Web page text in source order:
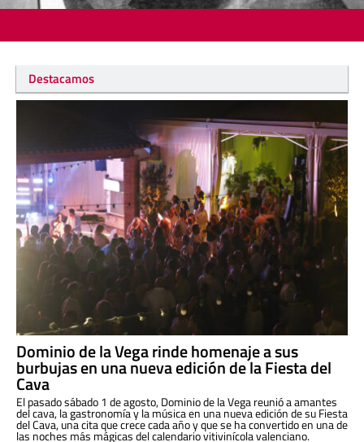
Destacamos
Dominio de la Vega rinde homenaje a sus
burbujas en una nueva edición de la Fiesta del
Cava
El pasado sábado 1 de agosto, Dominio de la Vega reunió a amantes
del cava, la gastronomía y la música en una nueva edición de su Fiesta
del Cava, una cita que crece cada año y que se ha convertido en una de
las noches más mágicas del calendario vitivinícola valenciano.